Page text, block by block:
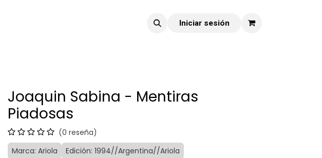
Iniciar sesión
Joaquin Sabina - Mentiras
Piadosas
(0 reseña)
Marca: Ariola
Edición: 1994//Argentina//Ariola